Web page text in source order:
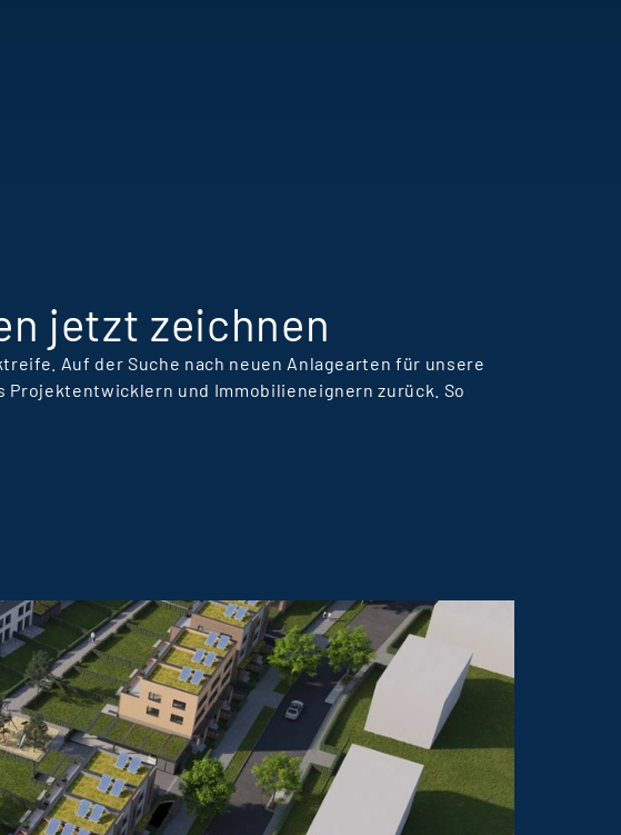
jetzt zeichnen
Auf der Suche nach neuen Anlagearten für unsere
und Immobilieneignern zurück. So